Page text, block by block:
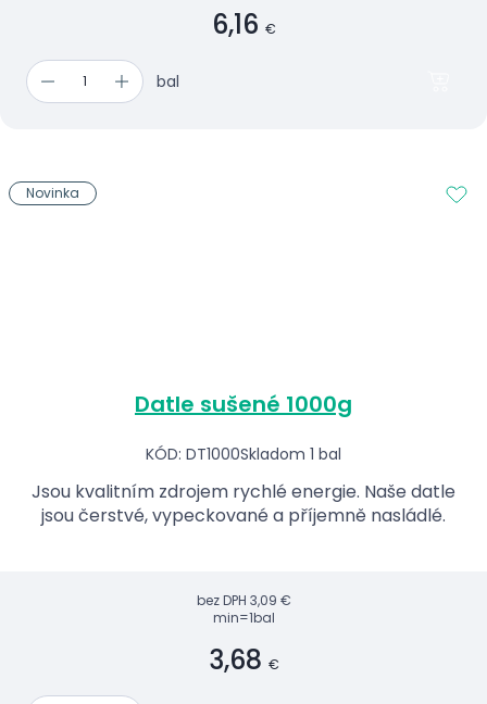
6,16 €
bal
Datle sušené 1000g
KÓD: DT1000Skladom 1 bal
Jsou kvalitním zdrojem rychlé energie. Naše datle
jsou čerstvé, vypeckované a příjemně nasládlé.
bez DPH 3,09 €
min=1bal
3,68 €
Novinka